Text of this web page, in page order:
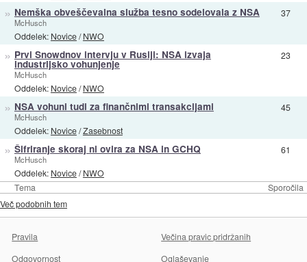
Tema Sporočila
» Nemška obveščevalna služba tesno sodelovala z NSA
McHusch
Oddelek: Novice/NWO
37
» Prvi Snowdnov intervju v Rusiji: NSA izvaja
industrijsko vohunjenje
McHusch
Oddelek: Novice/NWO
23
» NSA vohuni tudi za finančnimi transakcijami
McHusch
Oddelek: Novice/Zasebnost
45
» Šifriranje skoraj ni ovira za NSA in GCHQ
McHusch
Oddelek: Novice/NWO
61
Več podobnih tem
Pravila
Večina pravic pridržanih
Odgovornost
Oglaševanje